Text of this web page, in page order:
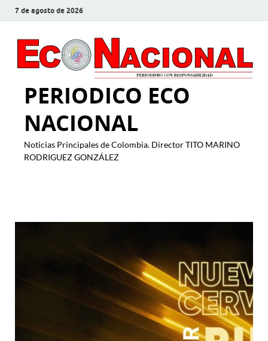
7 de agosto de 2026
PERIODICO ECO
NACIONAL
Noticias Principales de Colombia. Director TITO MARINO
RODRIGUEZ GONZÁLEZ